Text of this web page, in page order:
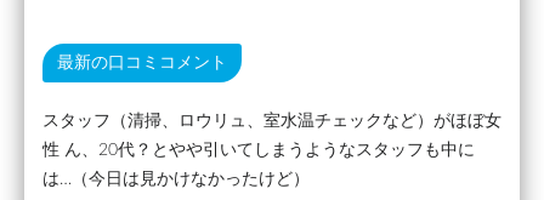
最新の口コミコメント
スタッフ（清掃、ロウリュ、室水温チェックなど）がほぼ女
性 ん、20代？とやや引いてしまうようなスタッフも中に
は…（今日は見かけなかったけど）